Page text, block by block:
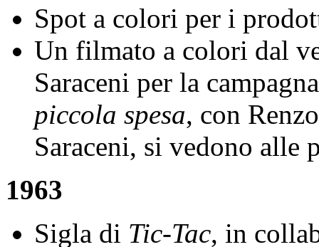
Spot a colori per i
Un filmato a colori dal
Saraceni per la
piccola spesa, con
Saraceni, si vedono alle
1963
Sigla di Tic-Tac, in